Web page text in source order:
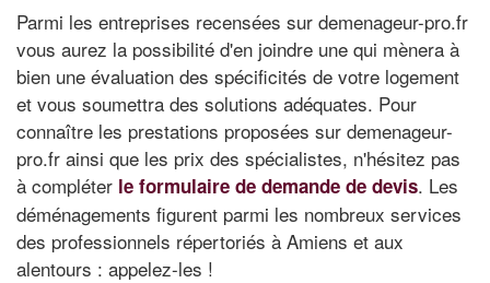
Parmi les entreprises recensées sur demenageur-pro.fr
vous aurez la possibilité d'en joindre une qui mènera à
bien une évaluation des spécificités de votre logement
et vous soumettra des solutions adéquates. Pour
connaître les prestations proposées sur demenageur-
pro.fr ainsi que les prix des spécialistes, n'hésitez pas
à compléter le formulaire de demande de devis. Les
déménagements figurent parmi les nombreux services
des professionnels répertoriés à Amiens et aux
alentours : appelez-les !